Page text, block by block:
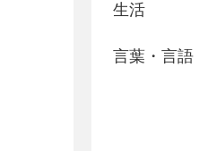
生活
言葉・言語